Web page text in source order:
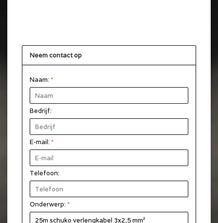
Neem contact op
Naam: *
Bedrijf:
E-mail: *
Telefoon:
Onderwerp: *